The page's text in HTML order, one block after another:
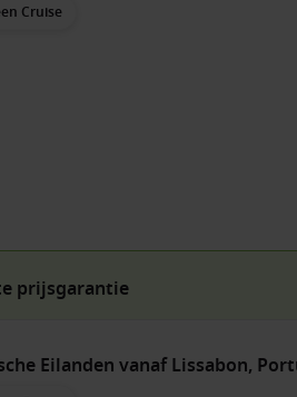
Cruise
prijsgarantie
Eilanden vanaf Lissabon,